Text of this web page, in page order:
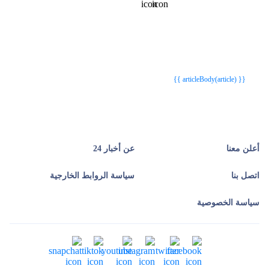
{{ articleBody(article) }}
أعلن معنا عن أخبار 24
اتصل بنا سياسة الروابط الخارجية
سياسة الخصوصية